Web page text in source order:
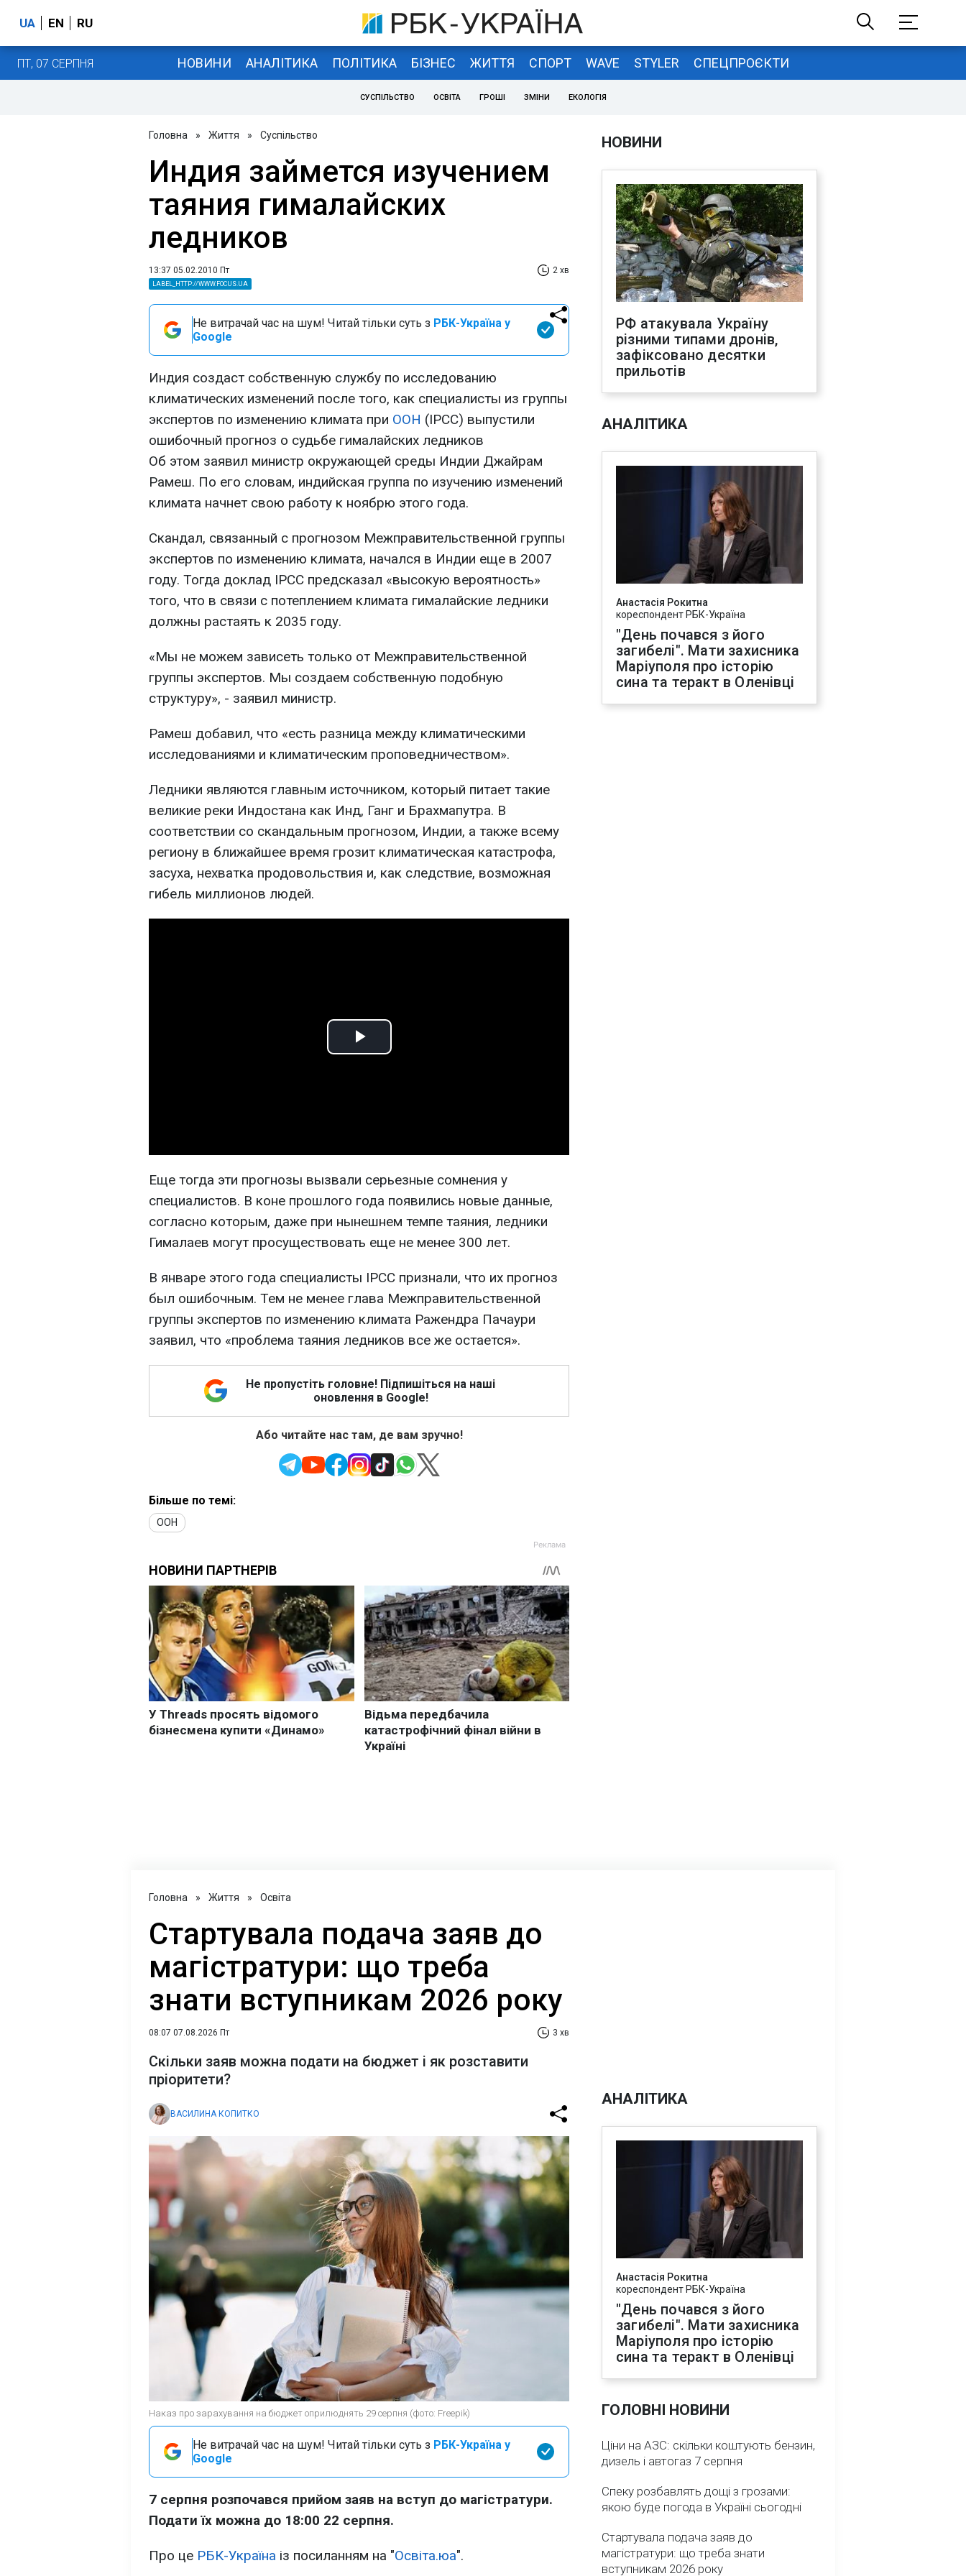
UA EN RU
ПТ, 07 СЕРПНЯ НОВИНИ АНАЛІТИКА ПОЛІТИКА БІЗНЕС ЖИТТЯ СПОРТ WAVE STYLER СПЕЦПРОЄКТИ
СУСПІЛЬСТВО ОСВІТА ГРОШІ ЗМІНИ ЕКОЛОГІЯ
Головна » Життя » Суспільство
Индия займется изучением
таяния гималайских
ледников
13:37 05.02.2010 Пт 2 хв
LABEL_HTTP://WWW.FOCUS.UA
Не витрачай час на шум! Читай тільки суть з РБК-Україна у
Google
Индия создаст собственную службу по исследованию
климатических изменений после того, как специалисты из группы
экспертов по изменению климата при ООН (IPCC) выпустили
ошибочный прогноз о судьбе гималайских ледников
Об этом заявил министр окружающей среды Индии Джайрам
Рамеш. По его словам, индийская группа по изучению изменений
климата начнет свою работу к ноябрю этого года.
Скандал, связанный с прогнозом Межправительственной группы
экспертов по изменению климата, начался в Индии еще в 2007
году. Тогда доклад IPCC предсказал «высокую вероятность»
того, что в связи с потеплением климата гималайские ледники
должны растаять к 2035 году.
«Мы не можем зависеть только от Межправительственной
группы экспертов. Мы создаем собственную подобную
структуру», - заявил министр.
Рамеш добавил, что «есть разница между климатическими
исследованиями и климатическим проповедничеством».
Ледники являются главным источником, который питает такие
великие реки Индостана как Инд, Ганг и Брахмапутра. В
соответствии со скандальным прогнозом, Индии, а также всему
региону в ближайшее время грозит климатическая катастрофа,
засуха, нехватка продовольствия и, как следствие, возможная
гибель миллионов людей.
Play
Еще тогда эти прогнозы вызвали серьезные сомнения у
специалистов. В коне прошлого года появились новые данные,
согласно которым, даже при нынешнем темпе таяния, ледники
Гималаев могут просуществовать еще не менее 300 лет.
В январе этого года специалисты IPCC признали, что их прогноз
был ошибочным. Тем не менее глава Межправительственной
группы экспертов по изменению климата Ражендра Пачаури
заявил, что «проблема таяния ледников все же остается».
Не пропустіть головне! Підпишіться на наші
оновлення в Google!
Або читайте нас там, де вам зручно!
Більше по темі:
ООН
НОВИНИ
РФ атакувала Україну
різними типами дронів,
зафіксовано десятки
прильотів
АНАЛІТИКА
Анастасія Рокитна
кореспондент РБК-Україна
"День почався з його
загибелі". Мати захисника
Маріуполя про історію
сина та теракт в Оленівці
Головна » Життя » Освіта
Стартувала подача заяв до
магістратури: що треба
знати вступникам 2026 року
08:07 07.08.2026 Пт 3 хв
Скільки заяв можна подати на бюджет і як розставити
пріоритети?
ВАСИЛИНА КОПИТКО
Наказ про зарахування на бюджет оприлюднять 29 серпня (фото: Freepik)
Не витрачай час на шум! Читай тільки суть з РБК-Україна у
Google
7 серпня розпочався прийом заяв на вступ до магістратури.
Подати їх можна до 18:00 22 серпня.
Про це РБК-Україна із посиланням на "Освіта.юа".
АНАЛІТИКА
Анастасія Рокитна
кореспондент РБК-Україна
"День почався з його
загибелі". Мати захисника
Маріуполя про історію
сина та теракт в Оленівці
ГОЛОВНІ НОВИНИ
Ціни на АЗС: скільки коштують бензин,
дизель і автогаз 7 серпня
Спеку розбавлять дощі з грозами:
якою буде погода в Україні сьогодні
Стартувала подача заяв до
магістратури: що треба знати
вступникам 2026 року